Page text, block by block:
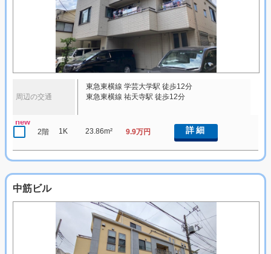
周辺の交通
東急東横線 学芸大学駅 徒歩12分
東急東横線 祐天寺駅 徒歩12分
new
2階 1K 23.86m² 9.9万円 詳細
中筋ビル